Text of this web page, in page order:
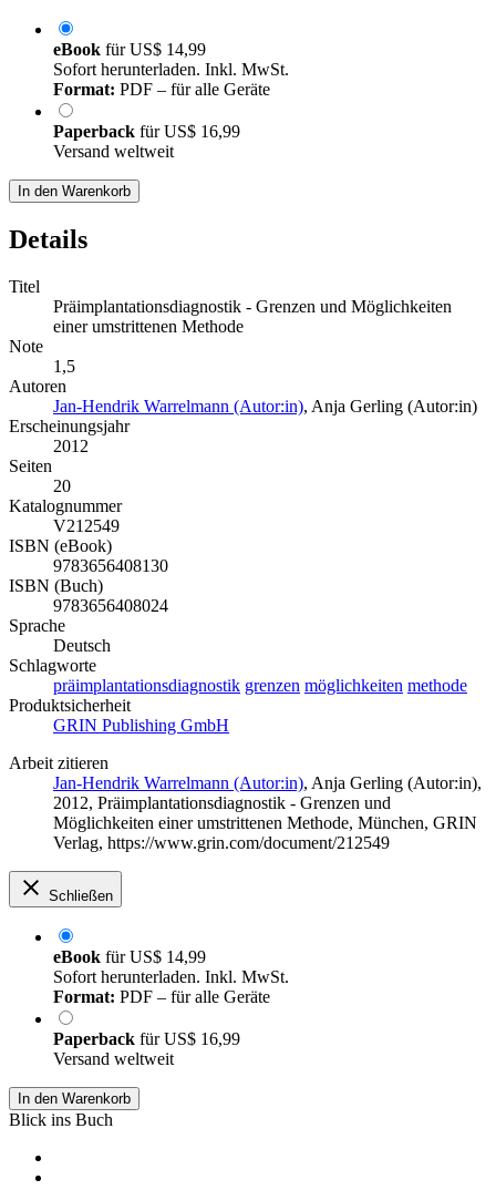
eBook fürUS$ 14,99
Sofort herunterladen. Inkl. MwSt.
Format: PDF – für alle Geräte
Paperback fürUS$ 16,99
Versand weltweit
In den Warenkorb
Details
Titel
Präimplantationsdiagnostik - Grenzen und Möglichkeiten
einer umstrittenen Methode
Note
1,5
Autoren
Jan-Hendrik Warrelmann (Autor:in), Anja Gerling (Autor:in)
Erscheinungsjahr
2012
Seiten
20
Katalognummer
V212549
ISBN (eBook)
9783656408130
ISBN (Buch)
9783656408024
Sprache
Deutsch
Schlagworte
präimplantationsdiagnostik grenzen möglichkeiten methode
Produktsicherheit
GRIN Publishing GmbH
Arbeit zitieren
Jan-Hendrik Warrelmann (Autor:in), Anja Gerling (Autor:in),
2012, Präimplantationsdiagnostik - Grenzen und
Möglichkeiten einer umstrittenen Methode, München, GRIN
Verlag, https://www.grin.com/document/212549
Schließen
eBook fürUS$ 14,99
Sofort herunterladen. Inkl. MwSt.
Format: PDF – für alle Geräte
Paperback fürUS$ 16,99
Versand weltweit
In den Warenkorb
Blick ins Buch